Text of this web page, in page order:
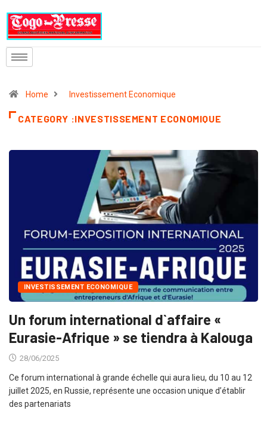
Home Investissement Economique
CATEGORY :INVESTISSEMENT ECONOMIQUE
INVESTISSEMENT ECONOMIQUE
Un forum international d`affaire «
Eurasie-Afrique » se tiendra à Kalouga
28/06/2025
Ce forum international à grande échelle qui aura lieu, du 10 au 12
juillet 2025, en Russie, représente une occasion unique d’établir
des partenariats